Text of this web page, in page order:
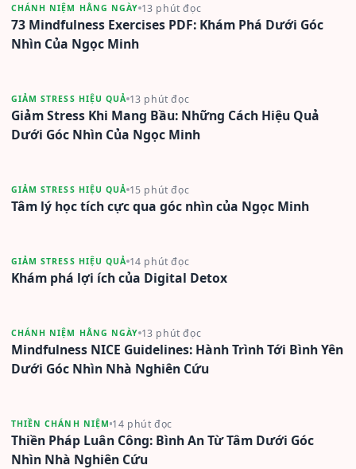
CHÁNH NIỆM HẰNG NGÀY 13 phút đọc
73 Mindfulness Exercises PDF: Khám Phá Dưới Góc
Nhìn Của Ngọc Minh
GIẢM STRESS HIỆU QUẢ 13 phút đọc
Giảm Stress Khi Mang Bầu: Những Cách Hiệu Quả
Dưới Góc Nhìn Của Ngọc Minh
GIẢM STRESS HIỆU QUẢ 15 phút đọc
Tâm lý học tích cực qua góc nhìn của Ngọc Minh
GIẢM STRESS HIỆU QUẢ 14 phút đọc
Khám phá lợi ích của Digital Detox
CHÁNH NIỆM HẰNG NGÀY 13 phút đọc
Mindfulness NICE Guidelines: Hành Trình Tới Bình Yên
Dưới Góc Nhìn Nhà Nghiên Cứu
THIỀN CHÁNH NIỆM 14 phút đọc
Thiền Pháp Luân Công: Bình An Từ Tâm Dưới Góc
Nhìn Nhà Nghiên Cứu